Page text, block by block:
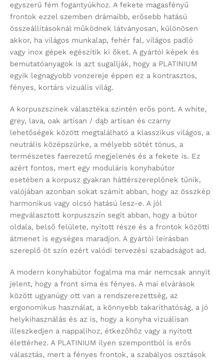
egyszerű fém fogantyúkhoz. A fekete magasfényű
frontok ezzel szemben drámaibb, erősebb hatású
összeállításoknál működnek látványosan, különösen
akkor, ha világos munkalap, fehér fal, világos padló
vagy inox gépek egészítik ki őket. A gyártói képek és
bemutatóanyagok is azt sugallják, hogy a PLATINIUM
egyik legnagyobb vonzereje éppen ez a kontrasztos,
fényes, kortárs vizuális világ.
A korpuszszínek választéka szintén erős pont. A white,
grey, lava, oak artisan / dąb artisan és czarny
lehetőségek között megtalálható a klasszikus világos, a
neutrális középszürke, a mélyebb sötét tónus, a
természetes faerezetű megjelenés és a fekete is. Ez
azért fontos, mert egy moduláris konyhabútor
esetében a korpusz gyakran háttérszereplőnek tűnik,
valójában azonban sokat számít abban, hogy az összkép
harmonikus vagy olcsó hatású lesz-e. A jól
megválasztott korpuszszín segít abban, hogy a bútor
oldala, belső felülete, nyitott része és a frontok közötti
átmenet is egységes maradjon. A gyártói leírásban
szereplő öt szín ezért valódi tervezési szabadságot ad.
A modern konyhabútor fogalma ma már nemcsak annyit
jelent, hogy a front sima és fényes. A mai elvárások
között ugyanúgy ott van a rendszerezettség, az
ergonomikus használat, a könnyebb takaríthatóság, a jó
helykihasználás és az is, hogy a konyha vizuálisan
illeszkedjen a nappalihoz, étkezőhöz vagy a nyitott
élettérhez. A PLATINIUM ilyen szempontból is erős
választás, mert a fényes frontok, a szabályos osztások